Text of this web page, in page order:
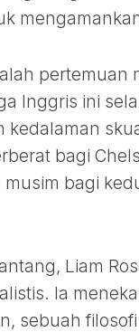
pertemuan
Inggris ini
bagi
bagi
Liam
Ia
sebuah